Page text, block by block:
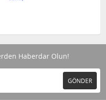
Haberdar Olun!
GÖNDER